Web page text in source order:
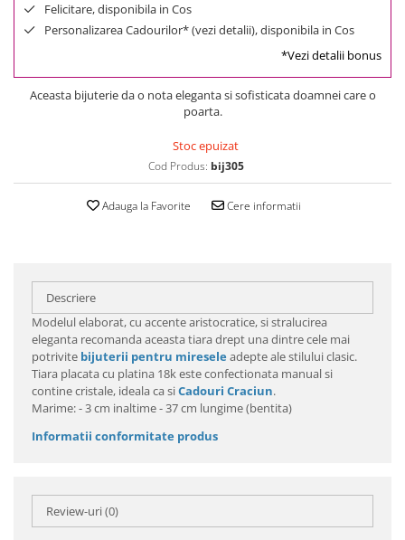
Felicitare, disponibila in Cos
Personalizarea Cadourilor* (vezi detalii), disponibila in Cos
*Vezi detalii bonus
Aceasta bijuterie da o nota eleganta si sofisticata doamnei care o
poarta.
Stoc epuizat
Cod Produs: bij305
Adauga la Favorite Cere informatii
Descriere
Modelul elaborat, cu accente aristocratice, si stralucirea
eleganta recomanda aceasta tiara drept una dintre cele mai
potrivite bijuterii pentru mireseleadepte ale stilului clasic.
Tiara placata cu platina 18k este confectionata manual si
contine cristale, ideala ca siCadouri Craciun.
Marime: - 3 cm inaltime - 37 cm lungime (bentita)
Informatii conformitate produs
Review-uri(0)